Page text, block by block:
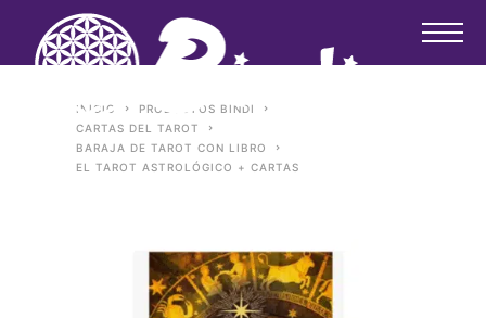
INICIO
PRODUCTOS BINDI
CARTAS DEL TAROT
BARAJA DE TAROT CON LIBRO
EL TAROT ASTROLÓGICO + CARTAS